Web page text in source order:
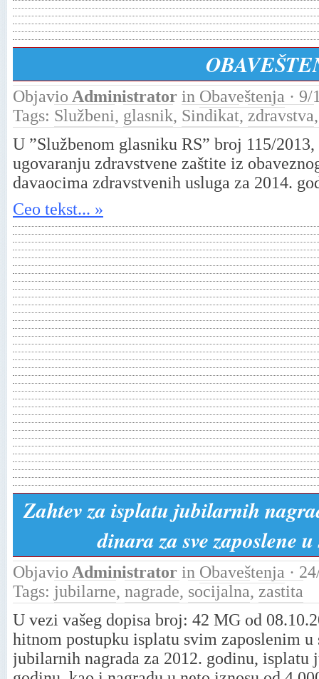
Objavio Administrator in Obaveštenja ·
Tags: Službeni, glasnik, Sindikat, zdravstva
U ”Službenom glasniku RS” broj 115/
ugovaranju zdravstvene zaštite iz
davaocima zdravstvenih usluga za 2014.
Ceo tekst... »
Zahtev za isplatu jubilarnih
dinara za sve zaposlene
Objavio Administrator in Obaveštenja ·
Tags: jubilarne, nagrade, socijalna, zastita
U vezi vašeg dopisa broj: 42 MG od
hitnom postupku isplatu svim zaposlenim
jubilarnih nagrada za 2012. godinu, isplatu